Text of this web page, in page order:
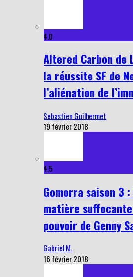
4.0
Altered Carbon de
la réussite SF de
l’aliénation de
Sebastien Guilhermet
19 février 2018
4.5
Gomorra saison 3
matière
pouvoir de Genny
Gabriel M.
16 février 2018